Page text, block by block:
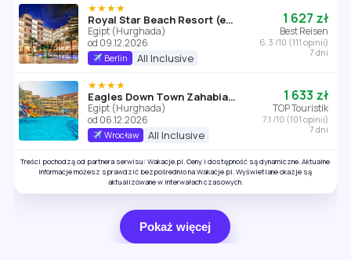
★★★★
Royal Star Beach Resort (ex Three Corners)
Egipt (Hurghada)
od 09.12.2026
Berlin All Inclusive
1 627 zł
Best Reisen
6.3 /10 (111 opinii)
7 dni
★★★★
Eagles Down Town Zahabia Resort
Egipt (Hurghada)
od 06.12.2026
Wrocław All Inclusive
1 633 zł
TOP Touristik
7.1 /10 (101 opinii)
7 dni
Treści pochodzą od partnera serwisu: Wakacje.pl. Ceny i dostępność są dynamiczne. Aktualne
informacje możesz sprawdzić bezpośrednio na Wakacje.pl. Wyświetlane okazje są
aktualizowane w interwałach czasowych.
Pokaż więcej